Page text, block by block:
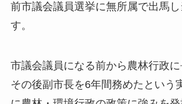
前市議会議員選挙に無所属で出馬し
す。
市議会議員になる前から農林行政に
その後副市長を6年間務めたという